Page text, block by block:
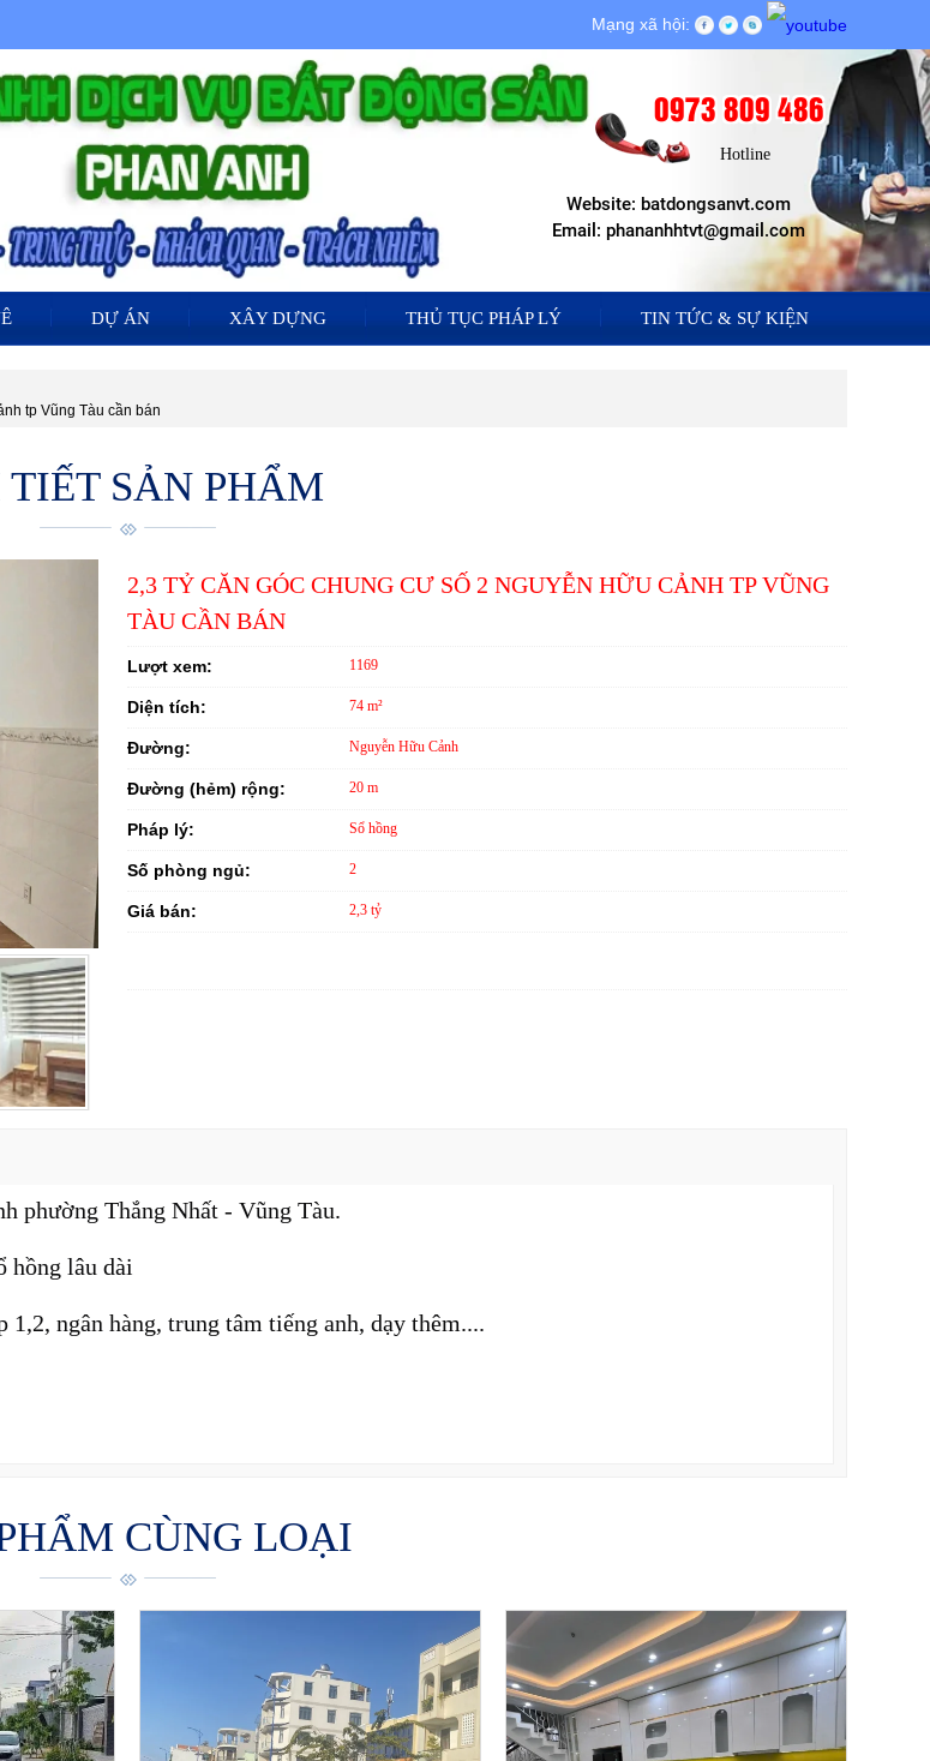
Mạng xã hội:
0973 809 486
Hotline
Website: batdongsanvt.com
Email: phananhhtvt@gmail.com
DỰ ÁN XÂY DỰNG THỦ TỤC PHÁP LÝ TIN TỨC & SỰ KIỆN
tp Vũng Tàu cần bán
TIẾT SẢN PHẨM
2,3 TỶ CĂN GÓC CHUNG CƯ SỐ 2 NGUYỄN HỮU CẢNH TP VŨNG
TÀU CẦN BÁN
Lượt xem: 1169
Diện tích: 74 m²
Đường: Nguyễn Hữu Cảnh
Đường (hẻm) rộng: 20 m
Pháp lý: Sổ hồng
Số phòng ngủ: 2
Giá bán: 2,3 tỷ
phường Thắng Nhất - Vũng Tàu.
hồng lâu dài
ngân hàng, trung tâm tiếng anh, dạy thêm....
CÙNG LOẠI